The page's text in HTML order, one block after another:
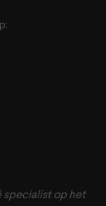
specialist op het